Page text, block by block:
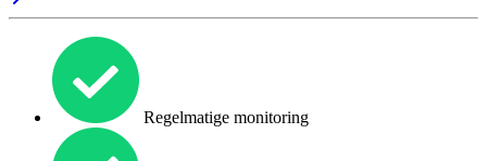
Regelmatige monitoring